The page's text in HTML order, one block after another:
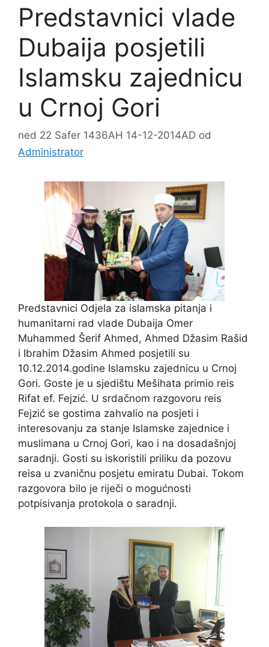
Predstavnici vlade
Dubaija posjetili
Islamsku zajednicu
u Crnoj Gori
ned 22 Safer 1436AH 14-12-2014AD od
Administrator
Predstavnici Odjela za islamska pitanja i
humanitarni rad vlade Dubaija Omer
Muhammed Šerif Ahmed, Ahmed Džasim Rašid
i Ibrahim Džasim Ahmed posjetili su
10.12.2014.godine Islamsku zajednicu u Crnoj
Gori. Goste je u sjedištu Mešihata primio reis
Rifat ef. Fejzić. U srdačnom razgovoru reis
Fejzić se gostima zahvalio na posjeti i
interesovanju za stanje Islamske zajednice i
muslimana u Crnoj Gori, kao i na dosadašnjoj
saradnji. Gosti su iskoristili priliku da pozovu
reisa u zvaničnu posjetu emiratu Dubai. Tokom
razgovora bilo je riječi o mogućnosti
potpisivanja protokola o saradnji.